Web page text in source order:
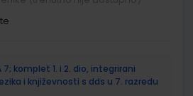
7; komplet 1. i 2. dio, integrirani
i književnosti s dds u 7. razredu